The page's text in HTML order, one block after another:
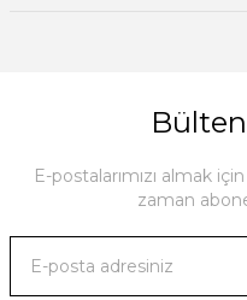
E-postalarımızı almak
zaman